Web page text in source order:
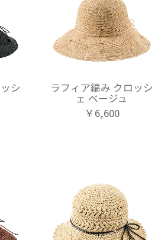
シ ラフィア編み クロッシ
ェ ベージュ
￥6,600